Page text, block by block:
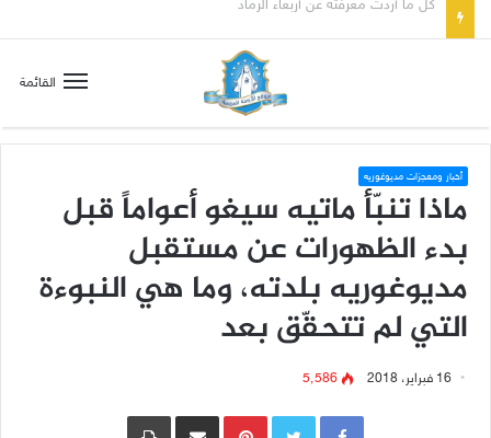
القائمة
أخبار ومعجزات مديوغوريه
ماذا تنبّأ ماتيه سيغو أعواماً قبل
بدء الظهورات عن مستقبل
مديوغوريه بلدته، وما هي النبوءة
التي لم تتحقّق بعد
16 فبراير، 2018 5٬586
Pinterestمشاركة عبر البريد طباعة